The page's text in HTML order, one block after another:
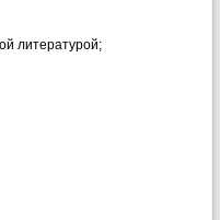
литературой;